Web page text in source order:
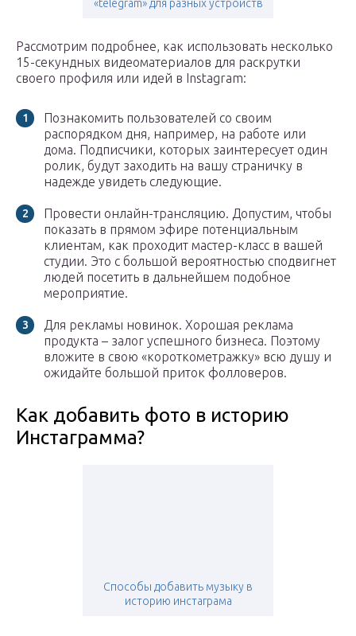
«telegram» для разных устройств
Рассмотрим подробнее, как использовать несколько
15-секундных видеоматериалов для раскрутки
своего профиля или идей в Instagram:
Познакомить пользователей со своим
распорядком дня, например, на работе или
дома. Подписчики, которых заинтересует один
ролик, будут заходить на вашу страничку в
надежде увидеть следующие.
Провести онлайн-трансляцию. Допустим, чтобы
показать в прямом эфире потенциальным
клиентам, как проходит мастер-класс в вашей
студии. Это с большой вероятностью сподвигнет
людей посетить в дальнейшем подобное
мероприятие.
Для рекламы новинок. Хорошая реклама
продукта – залог успешного бизнеса. Поэтому
вложите в свою «короткометражку» всю душу и
ожидайте большой приток фолловеров.
Как добавить фото в историю
Инстаграмма?
Способы добавить музыку в
историю инстаграма